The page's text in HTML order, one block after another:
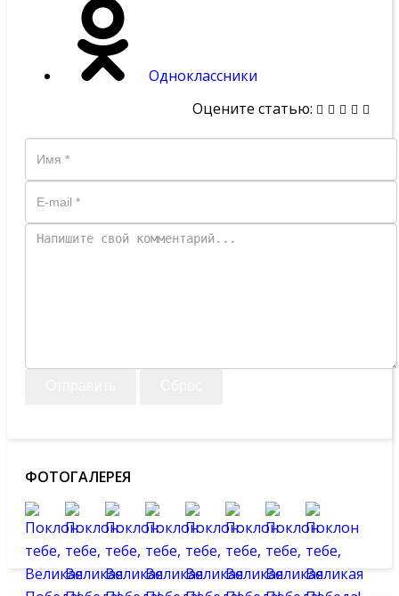
Одноклассники
Оцените статью:
ФОТОГАЛЕРЕЯ